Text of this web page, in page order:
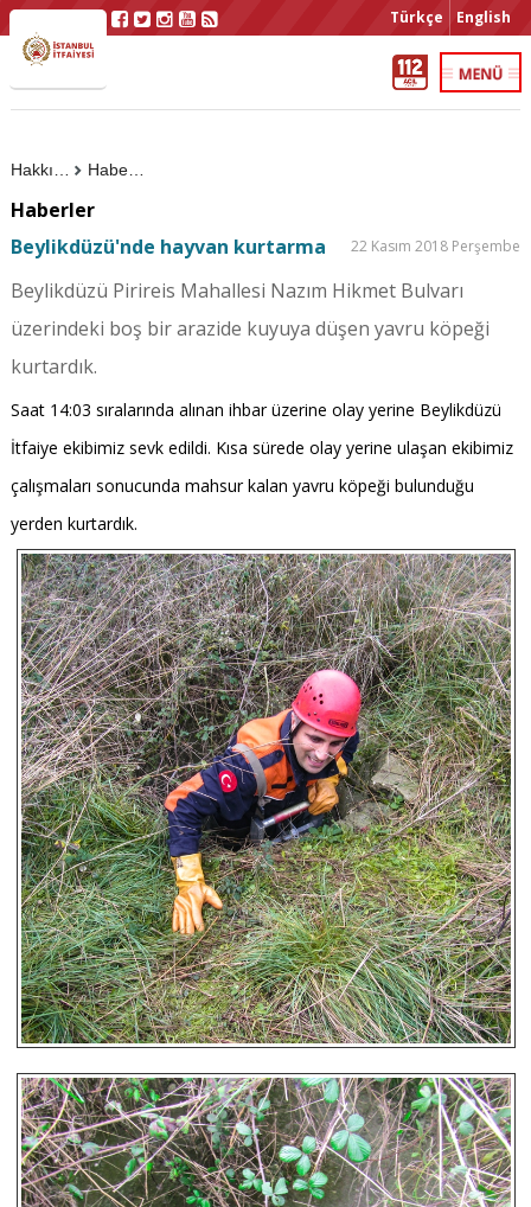
Türkçe English
Haberler
Haberler
Beylikdüzü'nde hayvan kurtarma
22 Kasım 2018 Perşembe
Beylikdüzü Pirireis Mahallesi Nazım Hikmet Bulvarı
üzerindeki boş bir arazide kuyuya düşen yavru köpeği
kurtardık.
Saat 14:03 sıralarında alınan ihbar üzerine olay yerine Beylikdüzü
İtfaiye ekibimiz sevk edildi. Kısa sürede olay yerine ulaşan ekibimiz
çalışmaları sonucunda mahsur kalan yavru köpeği bulunduğu
yerden kurtardık.